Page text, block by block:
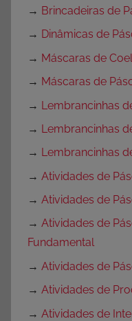
→ Brincadeiras de
→ Dinâmicas de
→ Máscaras de
→ Máscaras de
→ Lembrancinhas
→ Lembrancinhas
→ Lembrancinhas
→ Atividades de
→ Atividades de
→ Atividades de
Fundamental
→ Atividades de
→ Atividades de
→ Atividades de